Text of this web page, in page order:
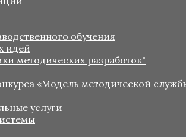
обучения
идей
методических разработок"
«Модель методической
услуги